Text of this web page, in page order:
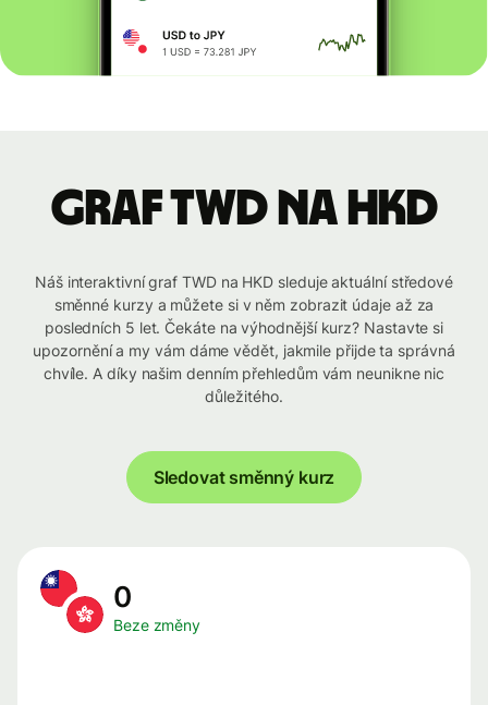
graf TWD na HKD
Náš interaktivní graf TWD na HKD sleduje aktuální středové
směnné kurzy a můžete si v něm zobrazit údaje až za
posledních 5 let. Čekáte na výhodnější kurz? Nastavte si
upozornění a my vám dáme vědět, jakmile přijde ta správná
chvíle. A díky našim denním přehledům vám neunikne nic
důležitého.
Sledovat směnný kurz
0
Beze změny